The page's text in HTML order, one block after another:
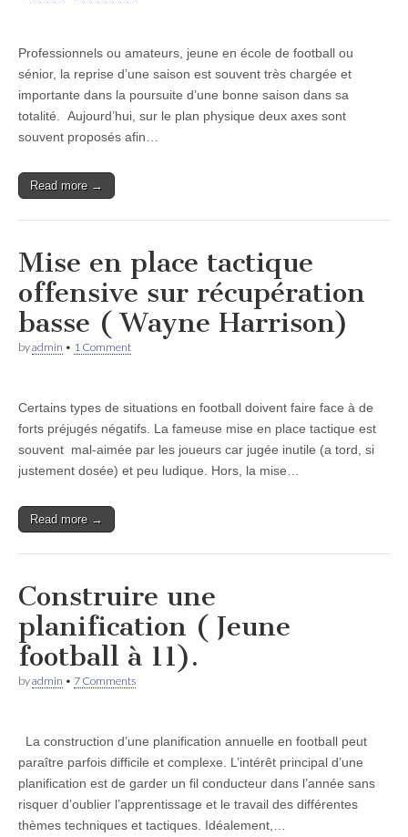
Professionnels ou amateurs, jeune en école de football ou
sénior, la reprise d’une saison est souvent très chargée et
importante dans la poursuite d’une bonne saison dans sa
totalité. Aujourd’hui, sur le plan physique deux axes sont
souvent proposés afin…
Read more →
Mise en place tactique
offensive sur récupération
basse ( Wayne Harrison)
byadmin • 1 Comment
Certains types de situations en football doivent faire face à de
forts préjugés négatifs. La fameuse mise en place tactique est
souvent mal-aimée par les joueurs car jugée inutile (a tord, si
justement dosée) et peu ludique. Hors, la mise…
Read more →
Construire une
planification ( Jeune
football à 11).
byadmin • 7 Comments
La construction d’une planification annuelle en football peut
paraître parfois difficile et complexe. L’intérêt principal d’une
planification est de garder un fil conducteur dans l’année sans
risquer d’oublier l’apprentissage et le travail des différentes
thèmes techniques et tactiques. Idéalement,…